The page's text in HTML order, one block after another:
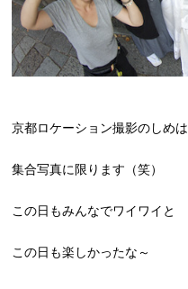
京都ロケーション撮影のしめは
集合写真に限ります（笑）
この日もみんなでワイワイと
この日も楽しかったな～